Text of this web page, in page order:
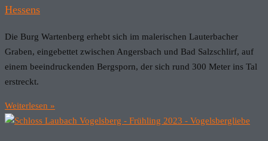
Hessens
Die Burg Wartenberg erhebt sich im malerischen Lauterbacher
Graben, eingebettet zwischen Angersbach und Bad Salzschlirf, auf
einem beeindruckenden Bergsporn, der sich rund 300 Meter ins Tal
erstreckt.
Weiterlesen »